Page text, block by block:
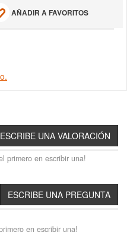
AÑADIR A FAVORITOS
primero en escribir una!
en escribir una!